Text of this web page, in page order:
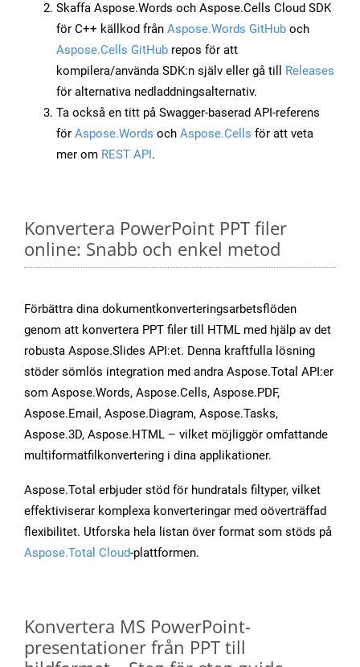
Skaffa Aspose.Words och Aspose.Cells Cloud SDK
för C++ källkod från Aspose.Words GitHub och
Aspose.Cells GitHub repos för att
kompilera/använda SDK:n själv eller gå till Releases
för alternativa nedladdningsalternativ.
Ta också en titt på Swagger-baserad API-referens
för Aspose.Words och Aspose.Cells för att veta
mer om REST API.
Konvertera PowerPoint PPT filer
online: Snabb och enkel metod
Förbättra dina dokumentkonverteringsarbetsflöden
genom att konvertera PPT filer till HTML med hjälp av det
robusta Aspose.Slides API:et. Denna kraftfulla lösning
stöder sömlös integration med andra Aspose.Total API:er
som Aspose.Words, Aspose.Cells, Aspose.PDF,
Aspose.Email, Aspose.Diagram, Aspose.Tasks,
Aspose.3D, Aspose.HTML – vilket möjliggör omfattande
multiformatfilkonvertering i dina applikationer.
Aspose.Total erbjuder stöd för hundratals filtyper, vilket
effektiviserar komplexa konverteringar med oöverträffad
flexibilitet. Utforska hela listan över format som stöds på
Aspose.Total Cloud-plattformen.
Konvertera MS PowerPoint-
presentationer från PPT till